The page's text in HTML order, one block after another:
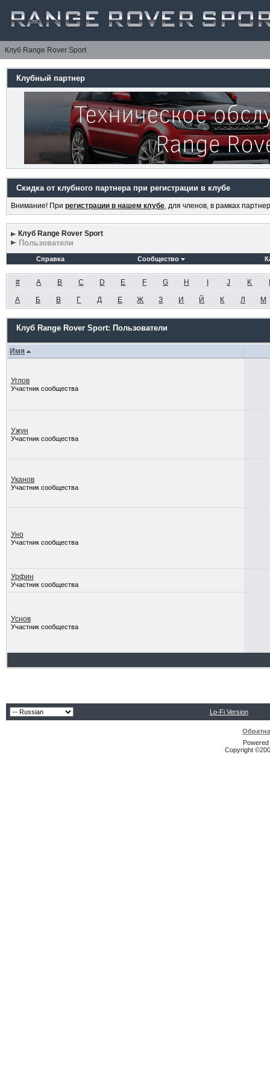
Клуб Range Rover Sport
Клубный партнер
Скидка от клубного партнера при регистрации в клубе
Внимание! При регистрации в нашем клубе, для членов, в рамках
Клуб Range Rover Sport
Пользователи
Справка Сообщество
# A B C D E F G H J K
А Б В Г Д Е Ж З И Й К Л М
Клуб Range Rover Sport: Пользователи
Имя
Углов
Участник сообщества
Ужун
Участник сообщества
Уканов
Участник сообщества
Уно
Участник сообщества
Урфин
Участник сообщества
Уснов
Участник сообщества
Lo-Fi Version
Copyright